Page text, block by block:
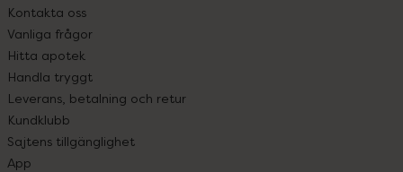
Kontakta oss
Vanliga frågor
Hitta apotek
Handla tryggt
Leverans, betalning och retur
Kundklubb
Sajtens tillgänglighet
App